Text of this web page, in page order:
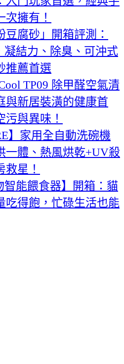
擁有！
豆腐砂」開箱評測：
凝結力、除臭、可沖式
推薦首選
TP09 除甲醛空氣清
與新居裝潢的健康首
與異味！
】家用全自動洗碗機
一體、熱風烘乾+UV殺
星！
智能餵食器】開箱：貓
吃得飽，忙碌生活也能